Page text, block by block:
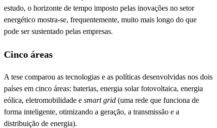
estudo, o horizonte de tempo imposto pelas inovações no setor
energético mostra-se, frequentemente, muito mais longo do que
pode ser sustentado pelas empresas.
Cinco áreas
A tese comparou as tecnologias e as políticas desenvolvidas nos dois
países em cinco áreas: baterias, energia solar fotovoltaica, energia
eólica, eletromobilidade e smart grid (uma rede que funciona de
forma inteligente, otimizando a geração, a transmissão e a
distribuição de energia).